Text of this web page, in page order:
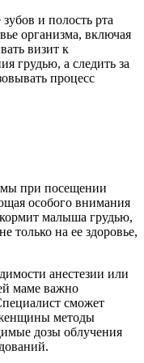
и полость рта
организма, включая
визит к
грудью, а следить за
процесс
при посещении
особого внимания
малыша грудью,
только на ее здоровье,
анестезии или
маме важно
сможет
методы
дозы облучения